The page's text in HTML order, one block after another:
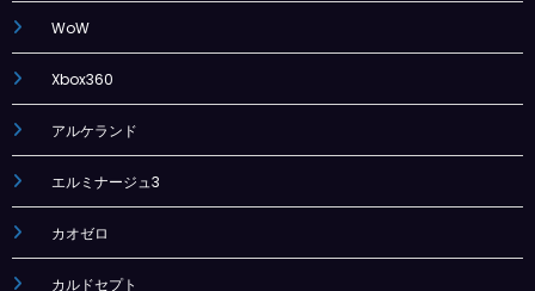
WoW
Xbox360
アルケランド
エルミナージュ3
カオゼロ
カルドセプト